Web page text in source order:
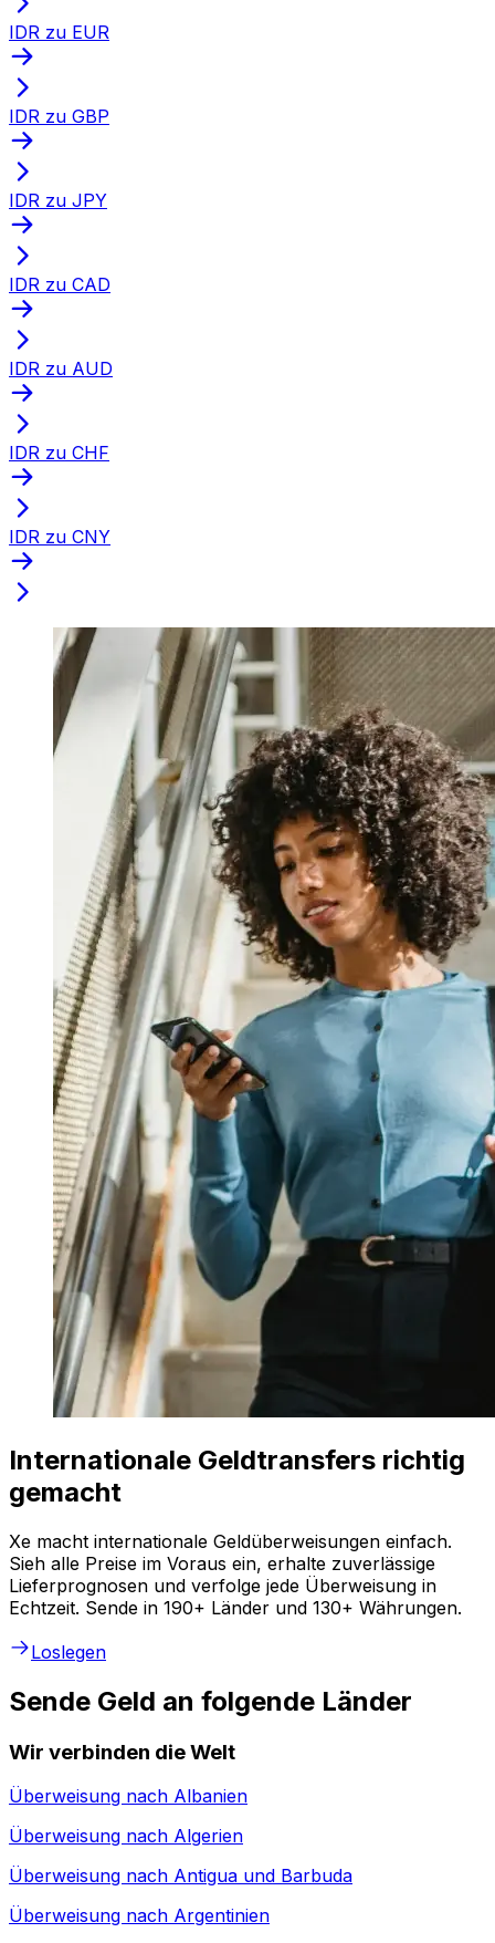
IDR zu EUR
IDR zu GBP
IDR zu JPY
IDR zu CAD
IDR zu AUD
IDR zu CHF
IDR zu CNY
Internationale Geldtransfers richtig
gemacht
Xe macht internationale Geldüberweisungen einfach.
Sieh alle Preise im Voraus ein, erhalte zuverlässige
Lieferprognosen und verfolge jede Überweisung in
Echtzeit. Sende in 190+ Länder und 130+ Währungen.
Loslegen
Sende Geld an folgende Länder
Wir verbinden die Welt
Überweisung nach Albanien
Überweisung nach Algerien
Überweisung nach Antigua und Barbuda
Überweisung nach Argentinien